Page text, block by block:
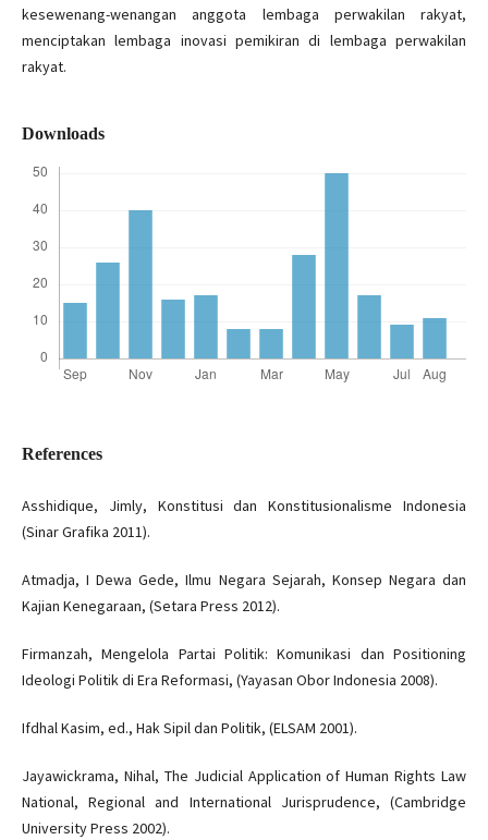
kesewenang-wenangan anggota lembaga perwakilan rakyat,
menciptakan lembaga inovasi pemikiran di lembaga perwakilan
rakyat.
Downloads
References
Asshidique, Jimly, Konstitusi dan Konstitusionalisme Indonesia
(Sinar Grafika 2011).
Atmadja, I Dewa Gede, Ilmu Negara Sejarah, Konsep Negara dan
Kajian Kenegaraan, (Setara Press 2012).
Firmanzah, Mengelola Partai Politik: Komunikasi dan Positioning
Ideologi Politik di Era Reformasi, (Yayasan Obor Indonesia 2008).
Ifdhal Kasim, ed., Hak Sipil dan Politik, (ELSAM 2001).
Jayawickrama, Nihal, The Judicial Application of Human Rights Law
National, Regional and International Jurisprudence, (Cambridge
University Press 2002).